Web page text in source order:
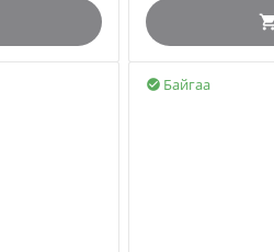
Байгаа
